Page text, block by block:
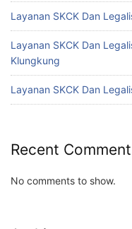
Layanan SKCK Dan
Layanan SKCK Dan
Klungkung
Layanan SKCK Dan
Recent
No comments to show.